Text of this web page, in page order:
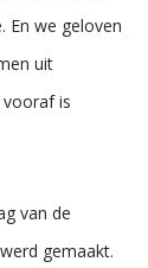
En we geloven
uit
is
van de
gemaakt.